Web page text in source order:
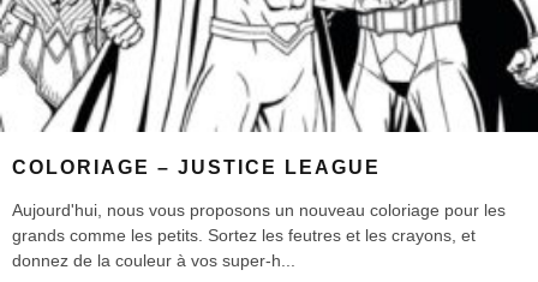
COLORIAGE – JUSTICE LEAGUE
Aujourd'hui, nous vous proposons un nouveau coloriage pour les
grands comme les petits. Sortez les feutres et les crayons, et
donnez de la couleur à vos super-h